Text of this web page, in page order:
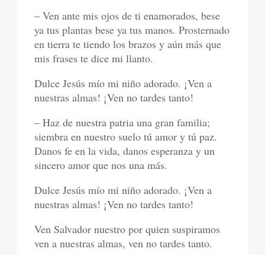
– Ven ante mis ojos de ti enamorados, bese
ya tus plantas bese ya tus manos. Prosternado
en tierra te tiendo los brazos y aún más que
mis frases te dice mi llanto.
Dulce Jesús mío mi niño adorado. ¡Ven a
nuestras almas! ¡Ven no tardes tanto!
– Haz de nuestra patria una gran familia;
siembra en nuestro suelo tú amor y tú paz.
Danos fe en la vida, danos esperanza y un
sincero amor que nos una más.
Dulce Jesús mío mi niño adorado. ¡Ven a
nuestras almas! ¡Ven no tardes tanto!
Ven Salvador nuestro por quien suspiramos
ven a nuestras almas, ven no tardes tanto.